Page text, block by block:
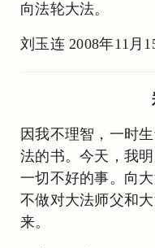
向法轮大法。
刘玉连 2008年11月
因我不理智，一时
法的书。今天，我
一切不好的事。向
不做对大法师父和
来。